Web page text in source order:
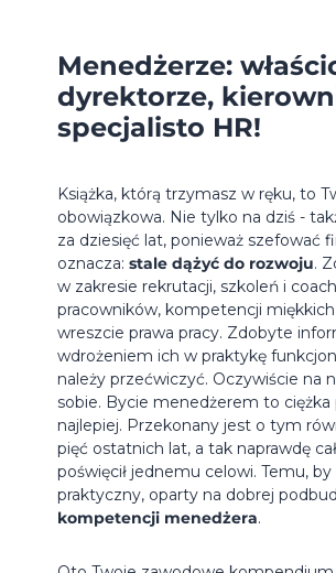
Menedżerze:
dyrektorze,
specjalisto HR!
Książka, którą trzymasz w ręku, to
obowiązkowa. Nie tylko na dziś -
za dziesięć lat, ponieważ szefować
oznacza: stale dążyć do rozwoju.
w zakresie rekrutacji, szkoleń i
pracowników, kompetencji
wreszcie prawa pracy. Zdobyte
wdrożeniem ich w praktykę
należy przećwiczyć. Oczywiście na
sobie. Bycie menedżerem to ciężka
najlepiej. Przekonany jest o tym
pięć ostatnich lat, a tak naprawdę
poświęcił jednemu celowi. Temu,
praktyczny, oparty na dobrej
kompetencji menedżera.